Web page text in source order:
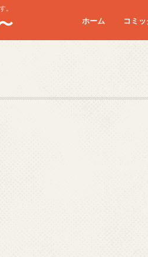
。
ホーム コミ
コミケ
コミケ
コミケ
コミケ
コミケ
コミケ